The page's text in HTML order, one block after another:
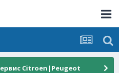
Citroen|Peugeot